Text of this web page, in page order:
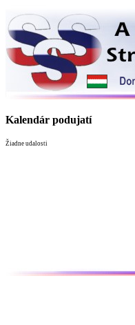
Kalendár podujatí
Žiadne udalosti